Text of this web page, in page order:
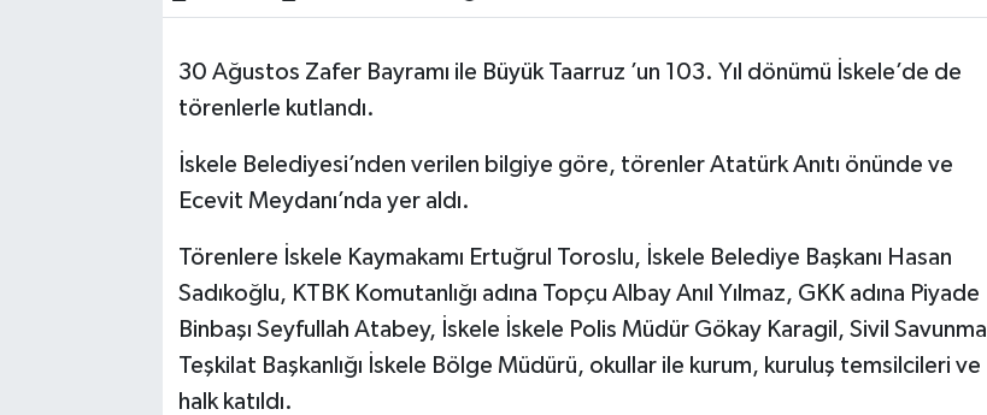
30 Ağustos Zafer Bayramı ile Büyük Taarruz ’un 103. Yıl dönümü İskele’de de
törenlerle kutlandı.
İskele Belediyesi’nden verilen bilgiye göre, törenler Atatürk Anıtı önünde ve
Ecevit Meydanı’nda yer aldı.
Törenlere İskele Kaymakamı Ertuğrul Toroslu, İskele Belediye Başkanı Hasan
Sadıkoğlu, KTBK Komutanlığı adına Topçu Albay Anıl Yılmaz, GKK adına Piyade
Binbaşı Seyfullah Atabey, İskele İskele Polis Müdür Gökay Karagil, Sivil Savunma
Teşkilat Başkanlığı İskele Bölge Müdürü, okullar ile kurum, kuruluş temsilcileri ve
halk katıldı.